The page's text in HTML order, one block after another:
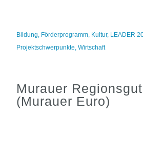
Bildung, Förderprogramm, Kultur, LEADER
Projektschwerpunkte,Wirtschaft
Murauer
(Murauer Euro)